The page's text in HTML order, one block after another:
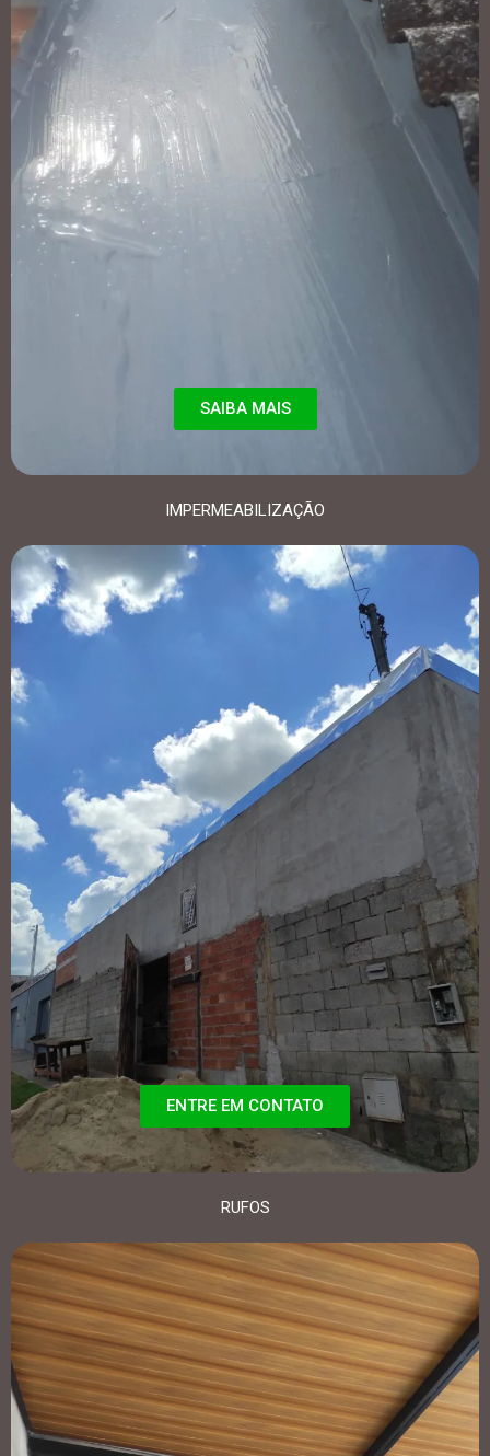
SAIBA MAIS
IMPERMEABILIZAÇÃO
ENTRE EM CONTATO
RUFOS